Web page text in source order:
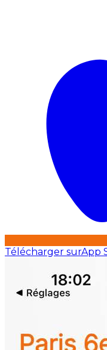
Télécharger surApp